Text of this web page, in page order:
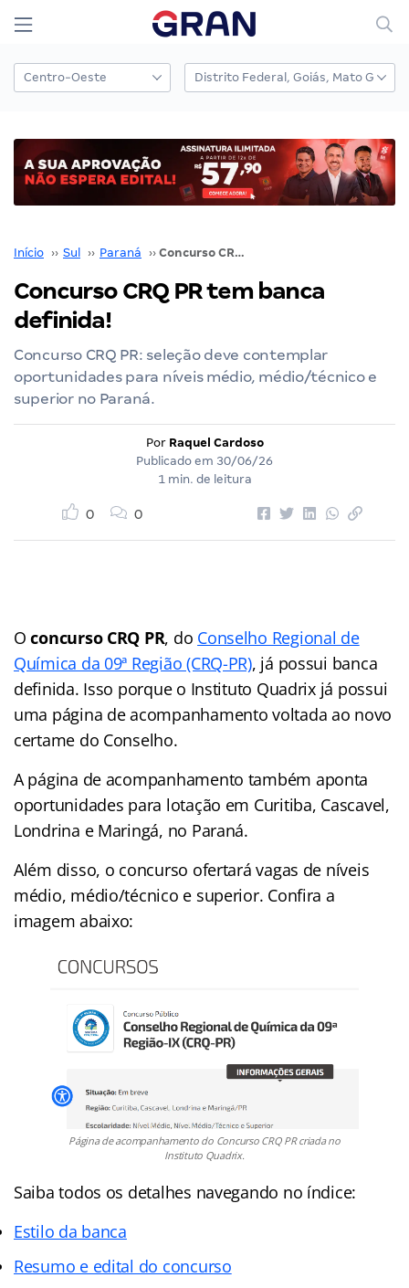
Início ›› Sul ›› Paraná ›› Concurso CRQ PR tem banca definida!
Concurso CRQ PR tem banca
definida!
Concurso CRQ PR: seleção deve contemplar
oportunidades para níveis médio, médio/técnico e
superior no Paraná.
Por Raquel Cardoso
Publicado em 30/06/26
1 min. de leitura
0 0
Oconcurso CRQ PR, do Conselho Regional de
Química da 09ª Região (CRQ-PR), já possui banca
definida. Isso porque o Instituto Quadrix já possui
uma página de acompanhamento voltada ao novo
certame do Conselho.
A página de acompanhamento também aponta
oportunidades para lotação em Curitiba, Cascavel,
Londrina e Maringá, no Paraná.
Além disso, o concurso ofertará vagas de níveis
médio, médio/técnico e superior. Confira a
imagem abaixo:
Página de acompanhamento do Concurso CRQ PR criada no
Instituto Quadrix.
Saiba todos os detalhes navegando no índice:
Estilo da banca
Resumo e edital do concurso